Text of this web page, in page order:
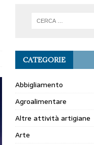
CATEGORIE
Abbigliamento
Agroalimentare
Altre attività artigiane
Arte